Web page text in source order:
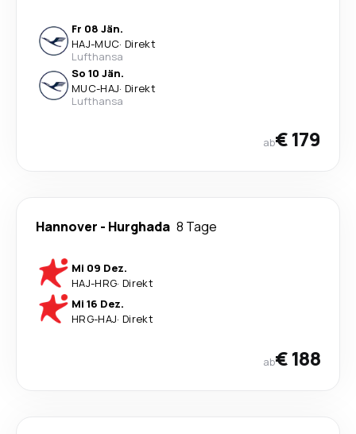
Fr 08 Jän.
HAJ-MUC· Direkt
Lufthansa
So 10 Jän.
MUC-HAJ· Direkt
Lufthansa
ab€ 179
Hannover - Hurghada 8 Tage
Mi 09 Dez.
HAJ-HRG· Direkt
Mi 16 Dez.
HRG-HAJ· Direkt
ab€ 188